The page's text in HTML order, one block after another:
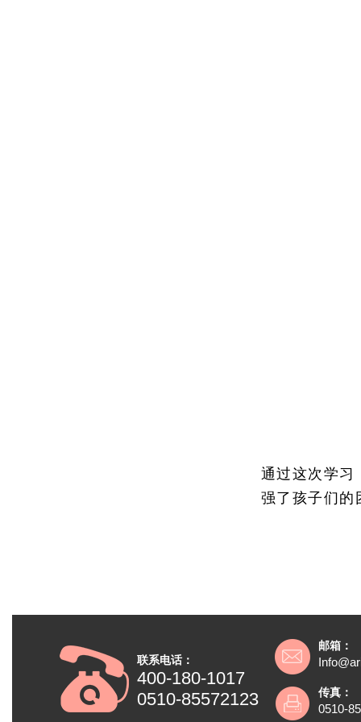
通过这次学习
强了孩子们的
联系电话：
400-180-1017
0510-85572123
邮箱：
传真：
0510-